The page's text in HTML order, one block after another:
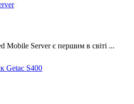
Mobile Server є першим в світі ...